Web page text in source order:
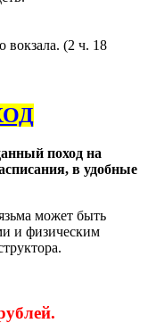
вокзала. (2 ч. 18
поход на
в удобные
может быть
и физическим